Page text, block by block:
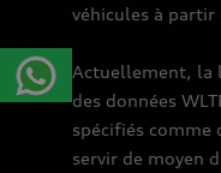
véhicules à
Actuellement, la
des données
spécifiés comme
servir de moyen